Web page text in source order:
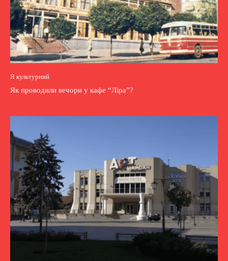
Я культурний
Як проводили вечори у кафе “Ліра”?